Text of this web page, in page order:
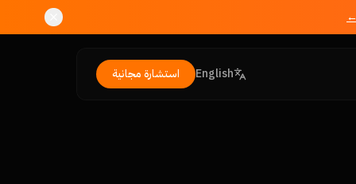
English استشارة مجانية